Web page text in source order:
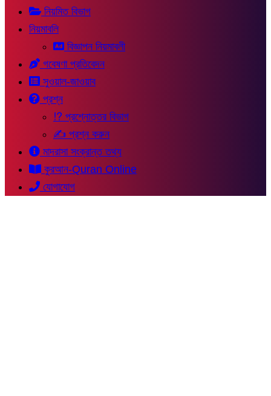
নিয়মিত বিভাগ
নিয়মাবলি
বিজ্ঞাপন নিয়মাবলী
গবেষণা প্রতিবেদন
সুওয়াল-জাওয়াব
প্রশ্ন
⁉ প্রশ্নোত্তর বিভাগ
✍ প্রশ্ন করুন
মাদরাসা সংক্রান্ত তথ্য
কুরআন-Quran Online
যোগাযোগ